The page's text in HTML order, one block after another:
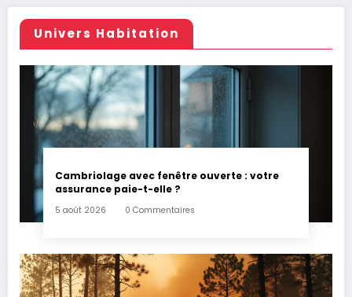
Univers Habitation
Cambriolage avec fenêtre ouverte : votre
assurance paie-t-elle ?
5 août 2026 0 Commentaires